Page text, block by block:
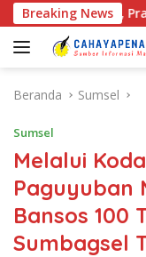
Langsung
ke
konten
Breaking News
Praktisi Hukum:
Beranda Sumsel
Sumsel
Melalui
Paguyuban
Bansos 100
Sumbagsel